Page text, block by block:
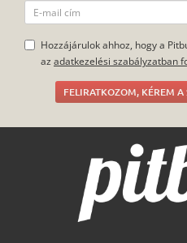
Hozzájárulok ahhoz, hogy a
az adatkezelési szabályzatban
FELIRATKOZOM, KÉREM